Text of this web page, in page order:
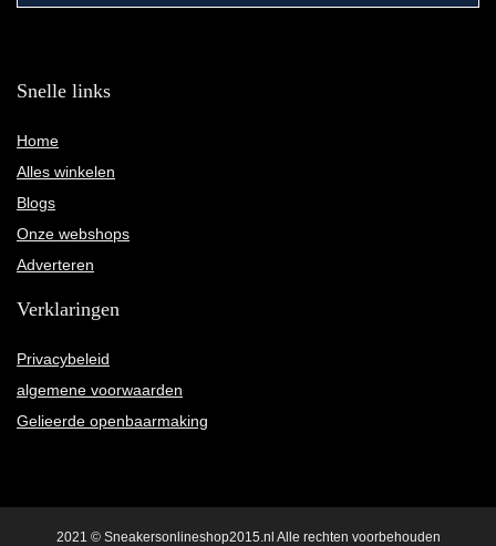
Snelle links
Home
Alles winkelen
Blogs
Onze webshops
Adverteren
Verklaringen
Privacybeleid
algemene voorwaarden
Gelieerde openbaarmaking
2021 © Sneakersonlineshop2015.nl Alle rechten voorbehouden